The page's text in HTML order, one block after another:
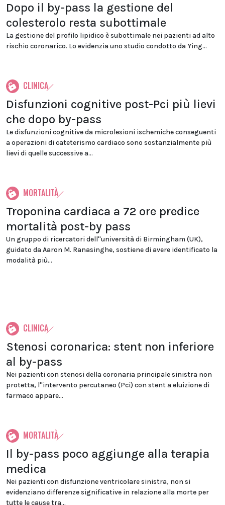
Dopo il by-pass la gestione del
colesterolo resta subottimale
La gestione del profilo lipidico è subottimale nei pazienti ad alto
rischio coronarico. Lo evidenzia uno studio condotto da Ying...
CLINICA
Disfunzioni cognitive post-Pci più lievi
che dopo by-pass
Le disfunzioni cognitive da microlesioni ischemiche conseguenti
a operazioni di cateterismo cardiaco sono sostanzialmente più
lievi di quelle successive a...
MORTALITÀ
Troponina cardiaca a 72 ore predice
mortalità post-by pass
Un gruppo di ricercatori dell''università di Birmingham (UK),
guidato da Aaron M. Ranasinghe, sostiene di avere identificato la
modalità più...
CLINICA
Stenosi coronarica: stent non inferiore
al by-pass
Nei pazienti con stenosi della coronaria principale sinistra non
protetta, l''intervento percutaneo (Pci) con stent a eluizione di
farmaco appare...
MORTALITÀ
Il by-pass poco aggiunge alla terapia
medica
Nei pazienti con disfunzione ventricolare sinistra, non si
evidenziano differenze significative in relazione alla morte per
tutte le cause tra...